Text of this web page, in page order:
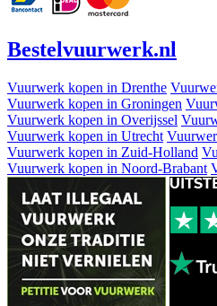
Bestelvuurwerk.nl
Vuurwerk kopen in Drenthe
Vuurwerk kopen in Groningen
Vuurwerk kopen in Overijssel
Vuurwerk kopen in Utrecht
Vuurwerk kopen in Zuid-Holland
Vuurwerk kopen in Noord-Brabant